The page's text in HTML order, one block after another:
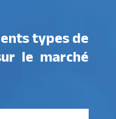
types de
le marché